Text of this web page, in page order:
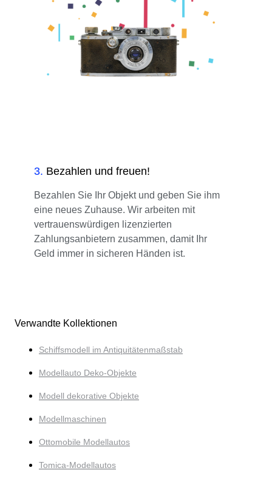
3. Bezahlen und freuen!
Bezahlen Sie Ihr Objekt und geben Sie ihm
eine neues Zuhause. Wir arbeiten mit
vertrauenswürdigen lizenzierten
Zahlungsanbietern zusammen, damit Ihr
Geld immer in sicheren Händen ist.
Verwandte Kollektionen
Schiffsmodell im Antiquitätenmaßstab
Modellauto Deko-Objekte
Modell dekorative Objekte
Modellmaschinen
Ottomobile Modellautos
Tomica-Modellautos